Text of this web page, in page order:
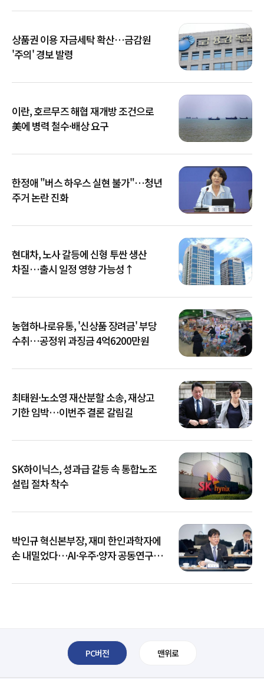
상품권 이용 자금세탁 확산…금감원
'주의' 경보 발령
이란, 호르무즈 해협 재개방 조건으로
美에 병력 철수·배상 요구
한정애 "버스 하우스 실현 불가"…청년
주거 논란 진화
현대차, 노사 갈등에 신형 투싼 생산
차질…출시 일정 영향 가능성↑
농협하나로유통, '신상품 장려금' 부당
수취…공정위 과징금 4억6200만원
최태원·노소영 재산분할 소송, 재상고
기한 임박…이번주 결론 갈림길
SK하이닉스, 성과급 갈등 속 통합노조
설립 절차 착수
박인규 혁신본부장, 재미 한인과학자에
손 내밀었다…AI·우주·양자 공동연구
PC버전 맨위로